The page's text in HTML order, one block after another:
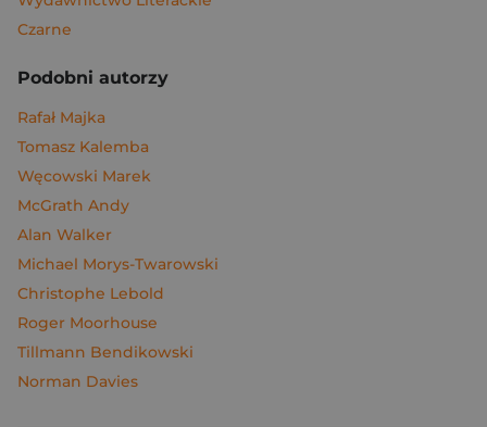
Czarne
Podobni autorzy
Rafał Majka
Tomasz Kalemba
Węcowski Marek
McGrath Andy
Alan Walker
Michael Morys-Twarowski
Christophe Lebold
Roger Moorhouse
Tillmann Bendikowski
Norman Davies